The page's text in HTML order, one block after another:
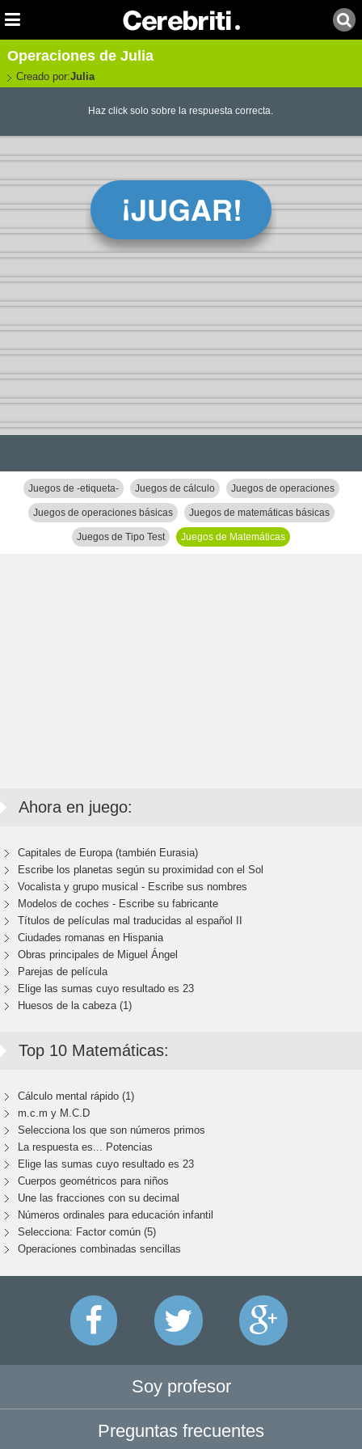
Operaciones de Julia
Creado por:Julia
Haz click solo sobre la respuesta correcta.
Juegos de -etiqueta- Juegos de cálculo Juegos de operaciones
Juegos de operaciones básicas Juegos de matemáticas básicas
Juegos de Tipo Test Juegos de Matemáticas
Ahora en juego:
Capitales de Europa (también Eurasia)
Escribe los planetas según su proximidad con el Sol
Vocalista y grupo musical - Escribe sus nombres
Modelos de coches - Escribe su fabricante
Títulos de películas mal traducidas al español II
Ciudades romanas en Hispania
Obras principales de Miguel Ángel
Parejas de película
Elige las sumas cuyo resultado es 23
Huesos de la cabeza (1)
Top 10 Matemáticas:
Cálculo mental rápido (1)
m.c.m y M.C.D
Selecciona los que son números primos
La respuesta es... Potencias
Elige las sumas cuyo resultado es 23
Cuerpos geométricos para niños
Une las fracciones con su decimal
Números ordinales para educación infantil
Selecciona: Factor común (5)
Operaciones combinadas sencillas
Soy profesor
Preguntas frecuentes